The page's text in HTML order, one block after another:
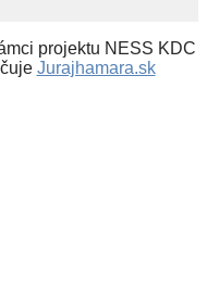
projektu NESS KDC
Jurajhamara.sk